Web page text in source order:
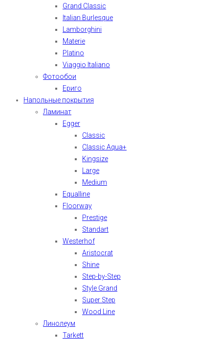
Grand Classic
Italian Burlesque
Lamborghini
Materie
Platino
Viaggio Italiano
Фотообои
Ериго
Напольные покрытия
Ламинат
Egger
Classic
Classic Aqua+
Kingsize
Large
Medium
Equalline
Floorway
Prestige
Standart
Westerhof
Aristocrat
Shine
Step-by-Step
Style Grand
Super Step
Wood Line
Линолеум
Tarkett